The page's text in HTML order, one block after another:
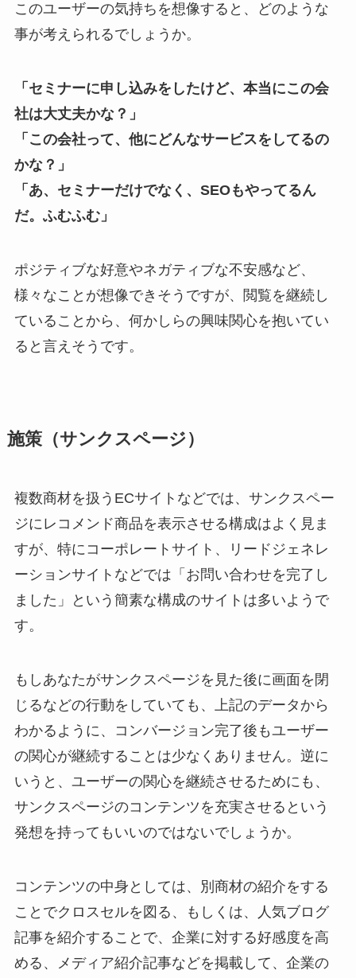
このユーザーの気持ちを想像すると、どのような
事が考えられるでしょうか。
「セミナーに申し込みをしたけど、本当にこの会
社は大丈夫かな？」
「この会社って、他にどんなサービスをしてるの
かな？」
「あ、セミナーだけでなく、SEOもやってるん
だ。ふむふむ」
ポジティブな好意やネガティブな不安感など、
様々なことが想像できそうですが、閲覧を継続し
ていることから、何かしらの興味関心を抱いてい
ると言えそうです。
施策（サンクスページ）
複数商材を扱うECサイトなどでは、サンクスペー
ジにレコメンド商品を表示させる構成はよく見ま
すが、特にコーポレートサイト、リードジェネレ
ーションサイトなどでは「お問い合わせを完了し
ました」という簡素な構成のサイトは多いようで
す。
もしあなたがサンクスページを見た後に画面を閉
じるなどの行動をしていても、上記のデータから
わかるように、コンバージョン完了後もユーザー
の関心が継続することは少なくありません。逆に
いうと、ユーザーの関心を継続させるためにも、
サンクスページのコンテンツを充実させるという
発想を持ってもいいのではないでしょうか。
コンテンツの中身としては、別商材の紹介をする
ことでクロスセルを図る、もしくは、人気ブログ
記事を紹介することで、企業に対する好感度を高
める、メディア紹介記事などを掲載して、企業の